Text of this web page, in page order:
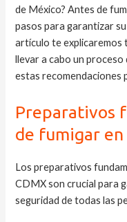
de México? Antes de
pasos para garantizar
artículo te explicaremos
llevar a cabo un
estas
Preparativos
de fumigar en
Los preparativos
CDMX son crucial para
seguridad de todas las